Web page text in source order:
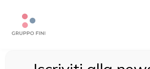
/SPAGHETTI INTEGRALI